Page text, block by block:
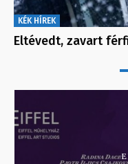
KÉK HÍREK
Eltévedt, zavart